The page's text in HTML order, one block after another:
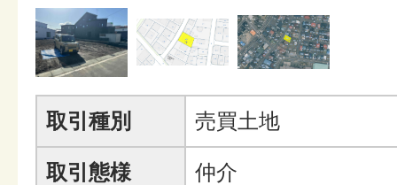
取引種別 売買土地
取引態様 仲介